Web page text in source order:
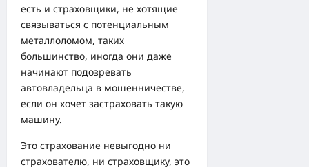
есть и страховщики, не хотящие
связываться с потенциальным
металлоломом, таких
большинство, иногда они даже
начинают подозревать
автовладельца в мошенничестве,
если он хочет застраховать такую
машину.
Это страхование невыгодно ни
страхователю, ни страховщику, это